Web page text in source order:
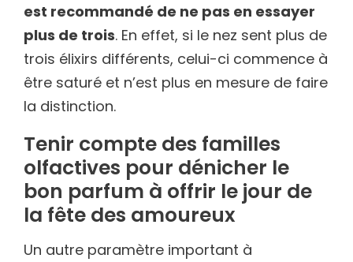
est recommandé de ne pas en essayer
plus de trois. En effet, si le nez sent plus de
trois élixirs différents, celui-ci commence à
être saturé et n’est plus en mesure de faire
la distinction.
Tenir compte des familles
olfactives pour dénicher le
bon parfum à offrir le jour de
la fête des amoureux
Un autre paramètre important à